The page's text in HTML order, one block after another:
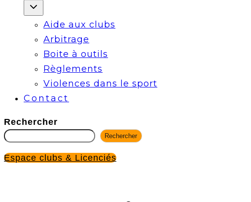
Aide aux clubs
Arbitrage
Boite à outils
Règlements
Violences dans le sport
Contact
Rechercher
Rechercher
Espace clubs & Licenciés